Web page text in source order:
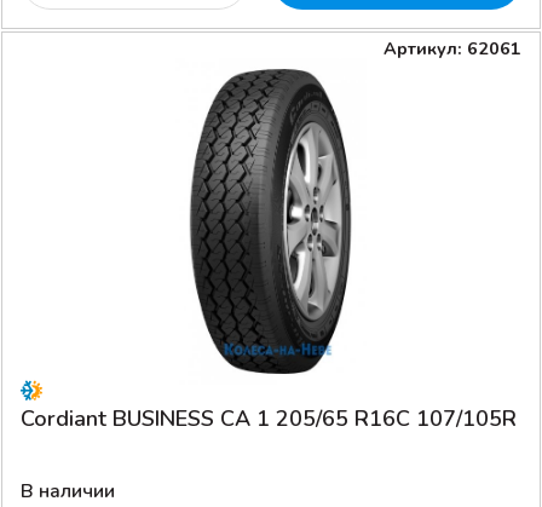
Артикул: 62061
Cordiant BUSINESS CA 1 205/65 R16C 107/105R
В наличии